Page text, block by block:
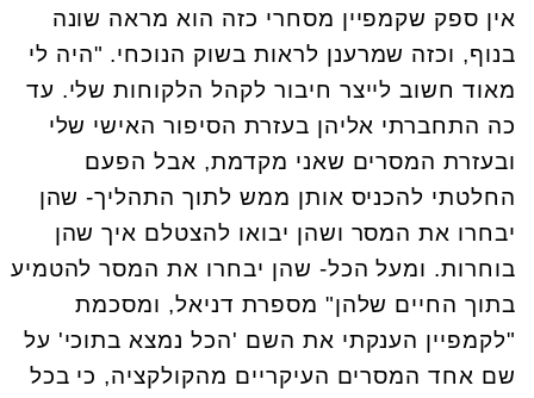
אין ספק שקמפיין מסחרי כזה הוא מראה שונה
בנוף, וכזה שמרענן לראות בשוק הנוכחי. "היה לי
מאוד חשוב לייצר חיבור לקהל הלקוחות שלי. עד
כה התחברתי אליהן בעזרת הסיפור האישי שלי
ובעזרת המסרים שאני מקדמת, אבל הפעם
החלטתי להכניס אותן ממש לתוך התהליך- שהן
יבחרו את המסר ושהן יבואו להצטלם איך שהן
בוחרות. ומעל הכל- שהן יבחרו את המסר להטמיע
בתוך החיים שלהן" מספרת דניאל, ומסכמת
"לקמפיין הענקתי את השם 'הכל נמצא בתוכי' על
שם אחד המסרים העיקריים מהקולקציה, כי בכל